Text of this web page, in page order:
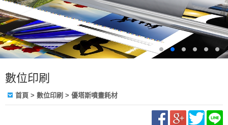
數位印刷
首頁 > 數位印刷 > 優塔斯噴畫耗材